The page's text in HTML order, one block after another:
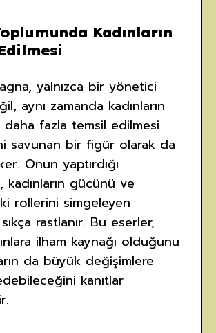
Kadınların
yalnızca bir yönetici
aynı zamanda kadınların
fazla temsil edilmesi
savunan bir figür olarak da
Onun yaptırdığı
kadınların gücünü ve
rollerini simgeleyen
rastlanır. Bu eserler,
ilham kaynağı olduğunu
da büyük değişimlere
kanıtlar